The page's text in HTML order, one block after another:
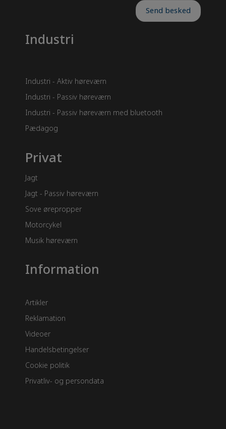
Send besked
Industri
Industri - Aktiv høreværn
Industri - Passiv høreværn
Industri - Passiv høreværn med bluetooth
Pædagog
Privat
Jagt
Jagt - Passiv høreværn
Sove ørepropper
Motorcykel
Musik høreværn
Information
Artikler
Reklamation
Videoer
Handelsbetingelser
Cookie politik
Privatliv- og persondata